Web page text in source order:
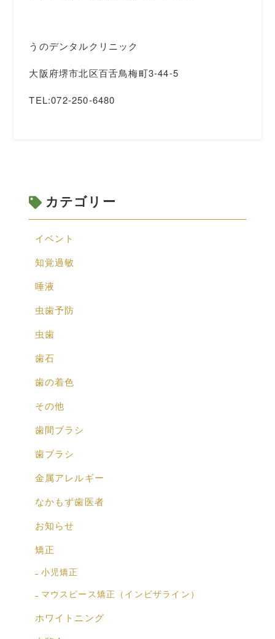
うのデンタルクリニック
大阪府堺市北区百舌鳥梅町3-44-5
TEL:072-250-6480
カテゴリー
イベント
知覚過敏
唾液
虫歯予防
虫歯
歯石
歯の着色
その他
歯間ブラシ
歯ブラシ
金属アレルギー
なかもず歯医者
お知らせ
矯正
小児矯正
マウスピース矯正（インビザライン）
ホワイトニング